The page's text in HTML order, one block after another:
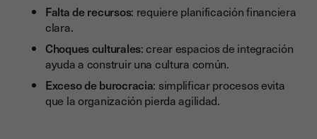
Falta de recursos: requiere planificación financiera
clara.
Choques culturales: crear espacios de integración
ayuda a construir una cultura común.
Exceso de burocracia: simplificar procesos evita
que la organización pierda agilidad.